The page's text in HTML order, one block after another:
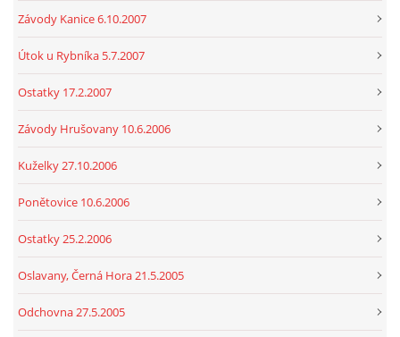
Závody Kanice 6.10.2007
Útok u Rybníka 5.7.2007
Ostatky 17.2.2007
Závody Hrušovany 10.6.2006
Kuželky 27.10.2006
Ponětovice 10.6.2006
Ostatky 25.2.2006
Oslavany, Černá Hora 21.5.2005
Odchovna 27.5.2005